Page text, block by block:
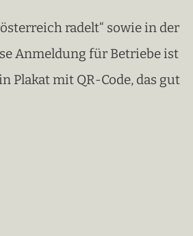
radelt“ sowie in der
Anmeldung für Betriebe ist
Plakat mit QR-Code, das gut